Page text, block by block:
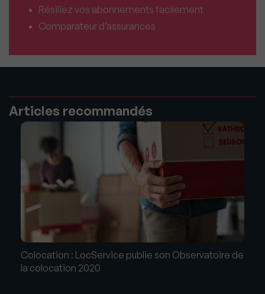
Résiliez vos abonnements facilement
Comparateur d’assurances
Articles recommandés
Colocation : LocService publie son Observatoire de
la colocation 2020